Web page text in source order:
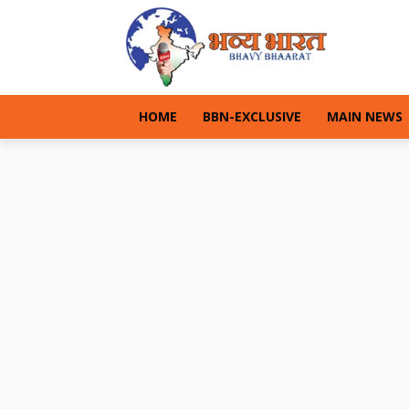
HOME BBN-EXCLUSIVE MAIN NEWS